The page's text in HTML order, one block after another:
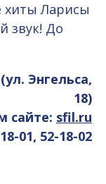
Ларисы
звук! До
Энгельса,
18)
сайте: sfil.ru
01, 52-18-02